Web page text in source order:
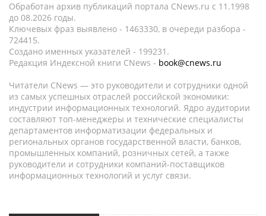
Обработан архив публикаций портала CNews.ru c 11.1998
до 08.2026 годы.
Ключевых фраз выявлено - 1463330, в очереди разбора -
724415.
Создано именных указателей - 199231.
Редакция Индексной книги CNews - book@cnews.ru
Читатели CNews — это руководители и сотрудники одной
из самых успешных отраслей российской экономики:
индустрии информационных технологий. Ядро аудитории
составляют топ-менеджеры и технические специалисты
департаментов информатизации федеральных и
региональных органов государственной власти, банков,
промышленных компаний, розничных сетей, а также
руководители и сотрудники компаний-поставщиков
информационных технологий и услуг связи.